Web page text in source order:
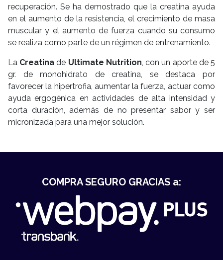
recuperación. Se ha demostrado que la creatina ayuda
en el aumento de la resistencia, el crecimiento de masa
muscular y el aumento de fuerza cuando su consumo
se realiza como parte de un régimen de entrenamiento.
La Creatina de Ultimate Nutrition, con un aporte de 5
gr. de monohidrato de creatina, se destaca por
favorecer la hipertrofia, aumentar la fuerza, actuar como
ayuda ergogénica en actividades de alta intensidad y
corta duración, además de no presentar sabor y ser
micronizada para una mejor solución.
COMPRA SEGURO GRACIAS a: